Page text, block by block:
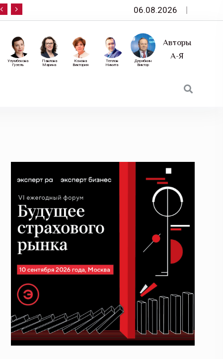
10 сентября — «Эксперт РА» приглашает на
06.08.2026
Авторы
А-Я
Дерябкин
Виктор
Теплов
Никита
Конова
Виктория
Павлова
Марина
Улумбекова
Гузель